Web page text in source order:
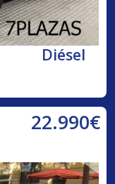
Diésel
22.990€